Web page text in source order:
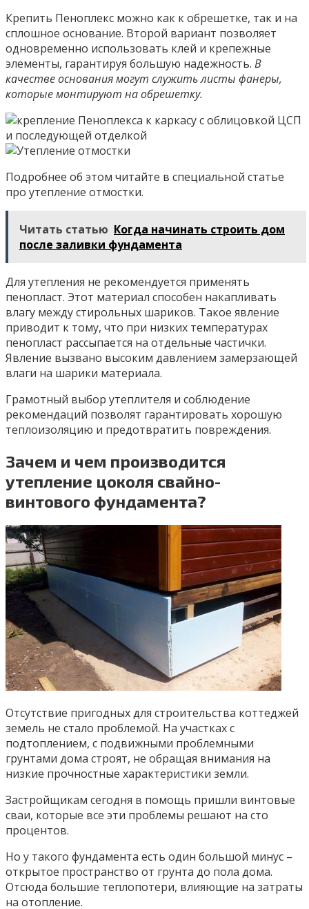
Крепить Пеноплекс можно как к обрешетке, так и на
сплошное основание. Второй вариант позволяет
одновременно использовать клей и крепежные
элементы, гарантируя большую надежность. В
качестве основания могут служить листы фанеры,
которые монтируют на обрешетку.
Подробнее об этом читайте в специальной статье
про утепление отмостки.
Читать статью Когда начинать строить дом
после заливки фундамента
Для утепления не рекомендуется применять
пенопласт. Этот материал способен накапливать
влагу между стирольных шариков. Такое явление
приводит к тому, что при низких температурах
пенопласт рассыпается на отдельные частички.
Явление вызвано высоким давлением замерзающей
влаги на шарики материала.
Грамотный выбор утеплителя и соблюдение
рекомендаций позволят гарантировать хорошую
теплоизоляцию и предотвратить повреждения.
Зачем и чем производится
утепление цоколя свайно-
винтового фундамента?
Отсутствие пригодных для строительства коттеджей
земель не стало проблемой. На участках с
подтоплением, с подвижными проблемными
грунтами дома строят, не обращая внимания на
низкие прочностные характеристики земли.
Застройщикам сегодня в помощь пришли винтовые
сваи, которые все эти проблемы решают на сто
процентов.
Но у такого фундамента есть один большой минус –
открытое пространство от грунта до пола дома.
Отсюда большие теплопотери, влияющие на затраты
на отопление.